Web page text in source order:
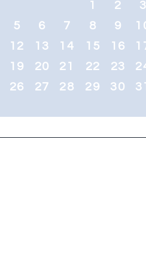
1
2
3
5 6 7 8 9
12 13 14 15 16
19 20 21 22 23
26 27 28 29 30 31